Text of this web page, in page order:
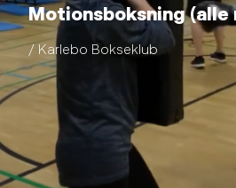
Motionsboksning (alle
/ Karlebo Bokseklub